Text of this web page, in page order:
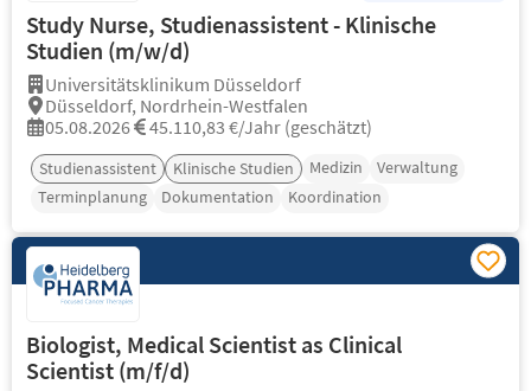
Study Nurse, Studienassistent - Klinische
Studien (m/w/d)
Universitätsklinikum Düsseldorf
Düsseldorf, Nordrhein-Westfalen
05.08.2026
45.110,83 €/Jahr (geschätzt)
Studienassistent Klinische Studien Medizin
Verwaltung
Terminplanung
Dokumentation Koordination
Biologist, Medical Scientist as Clinical
Scientist (m/f/d)